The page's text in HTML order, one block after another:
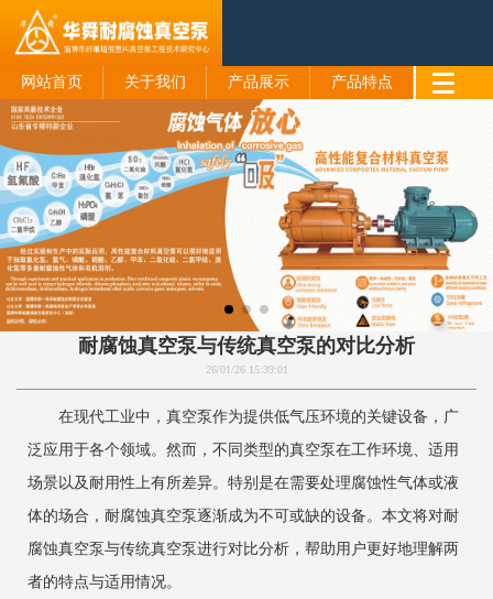
网站首页 关于我们 产品展示 产品特点
耐腐蚀真空泵与传统真空泵的对比分析
26/01/26 15:39:01
在现代工业中，真空泵作为提供低气压环境的关键设备，广
泛应用于各个领域。然而，不同类型的真空泵在工作环境、适用
场景以及耐用性上有所差异。特别是在需要处理腐蚀性气体或液
体的场合，耐腐蚀真空泵逐渐成为不可或缺的设备。本文将对耐
腐蚀真空泵与传统真空泵进行对比分析，帮助用户更好地理解两
者的特点与适用情况。